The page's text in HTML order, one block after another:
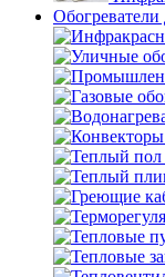
Обогреватели